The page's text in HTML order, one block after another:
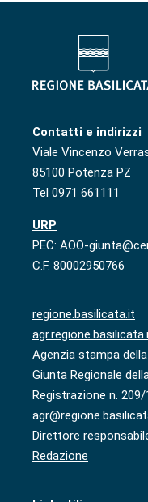
Contatti e indirizzi
Viale Vincenzo
85100 Potenza PZ
Tel 0971 661111
URP
PEC: AOO-
C.F. 80002950766
regione.basilicata.it
Agenzia stampa della
Giunta Regionale
Registrazione n.
Direttore
Redazione